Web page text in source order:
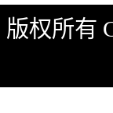
版权所有